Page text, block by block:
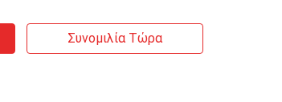
Συνομιλία Τώρα